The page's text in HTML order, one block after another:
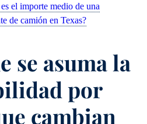
el importe medio de una
de camión en Texas?
se asuma la
por
cambian